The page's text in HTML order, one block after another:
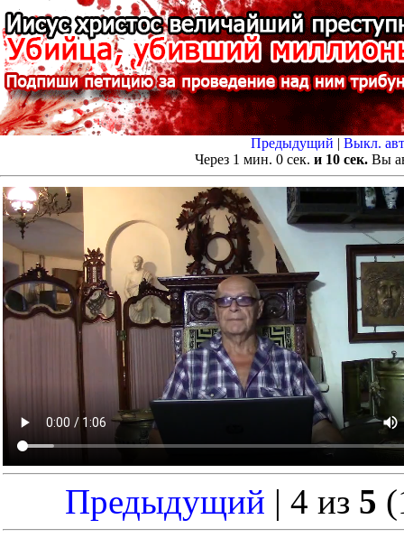
Предыдущий |Выкл.
Через 1 мин. 0 сек. и 10 сек. Вы
Предыдущий | 4 из 5